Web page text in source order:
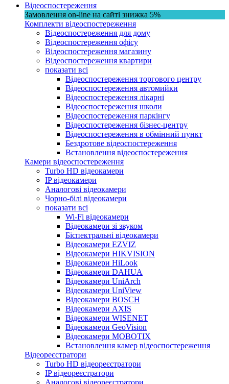
Відеоспостереження
Замовлення on-line на сайті знижка 5%
Комплекти відеоспостереження
Відеоспостереження для дому
Відеоспостереження офісу
Відеоспостереження магазину
Відеоспостереження квартири
показати всі
Відеоспостереження торгового центру
Відеоспостереження автомийки
Відеоспостереження лікарні
Відеоспостереження школи
Відеоспостереження паркінгу
Відеоспостереження бізнес-центру
Відеоспостереження в обмінний пункт
Бездротове відеоспостереження
Встановлення відеоспостереження
Камери відеоспостереження
Turbo HD відеокамери
IP відеокамери
Аналогові відеокамери
Чорно-білі відеокамери
показати всі
Wi-Fi відеокамери
Відеокамери зі звуком
Біспектральні відеокамери
Відеокамери EZVIZ
Відеокамери HIKVISION
Відеокамери HiLook
Відеокамери DAHUA
Відеокамери UniArch
Відеокамери UniView
Відеокамери BOSCH
Відеокамери AXIS
Відеокамери WISENET
Відеокамери GeoVision
Відеокамери MOBOTIX
Встановлення камер відеоспостереження
Відеореєстратори
Turbo HD відеореєстратори
IP відеореєстратори
Аналогові відеореєстратори